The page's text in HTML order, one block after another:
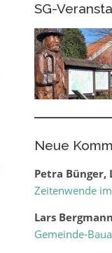
SG-
Neue
Petra
Zeitenwende
Lars Bergmann
Gemeinde-